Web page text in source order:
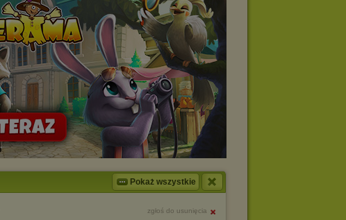
Pokaż wszystkie
zgłoś do usunięcia